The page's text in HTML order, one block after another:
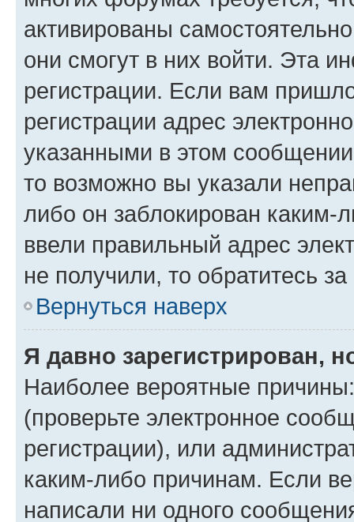
активированы
они смогут в них войти. Эта
регистрации. Если вам
регистрации адрес
указанными в этом
то возможно вы указали
либо он заблокирован
ввели правильный адрес
не получили, то обратитесь
Вернуться наверх
Я давно зарегистрирован,
Наиболее вероятные
(проверьте электронное
регистрации), или
каким-либо причинам. Если
написали ни одного